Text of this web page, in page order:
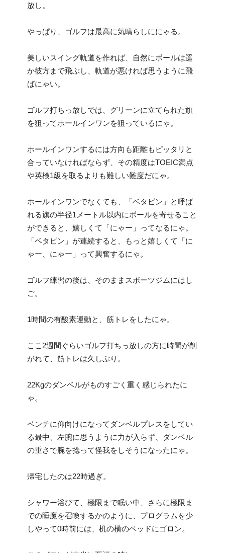
放し。
やっぱり、ゴルフは最高に気晴らしににゃる。
美しいスイング軌道を作れば、自然にボールは遥
か彼方まで飛ぶし、軌道が悪ければ思うように飛
ばにゃい。
ゴルフ打ちっ放しでは、グリーンに立てられた旗
を狙ってホールインワンを狙っているにゃ。
ホールインワンするには方向も距離もピッタリと
合っていなければならず、その精度はTOEIC満点
や英検1級を取るよりも難しい難度だにゃ。
ホールインワンでなくても、「ベタピン」と呼ば
れる旗の半径1メートル以内にボールを寄せること
ができると、嬉しくて「にゃー」ってなるにゃ。
「ベタピン」が連続すると、もっと嬉しくて「に
ゃー、にゃー」って興奮するにゃ。
ゴルフ練習の後は、そのままスポーツジムにはし
ご。
1時間の有酸素運動と、筋トレをしたにゃ。
ここ2週間ぐらいゴルフ打ちっ放しの方に時間が削
がれて、筋トレは久しぶり。
22Kgのダンベルがものすごく重く感じられたに
ゃ。
ベンチに仰向けになってダンベルプレスをしてい
る最中、左腕に思うように力が入らず、ダンベル
の重さで腕を捻って怪我をしそうになったにゃ。
帰宅したのは22時過ぎ。
シャワー浴びて、極限まで眠い中、さらに極限ま
での睡魔を召喚するかのように、プログラムを少
しやって0時前には、机の横のベッドにゴロン。